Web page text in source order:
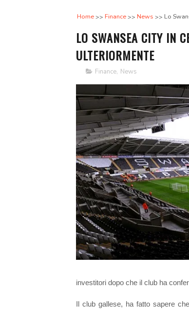
Home Finance News Lo
LO SWANSEA CITY IN
ULTERIORMENTE
Finance, News
investitori dopo che il club ha
Il club gallese, ha fatto sapere